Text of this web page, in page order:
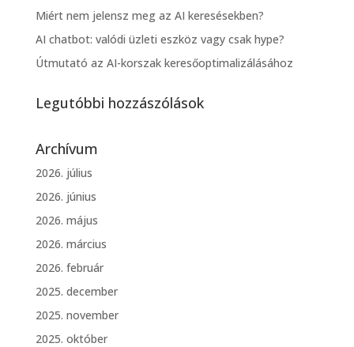
Miért nem jelensz meg az AI keresésekben?
AI chatbot: valódi üzleti eszköz vagy csak hype?
Útmutató az AI-korszak keresőoptimalizálásához
Legutóbbi hozzászólások
Archívum
2026. július
2026. június
2026. május
2026. március
2026. február
2025. december
2025. november
2025. október